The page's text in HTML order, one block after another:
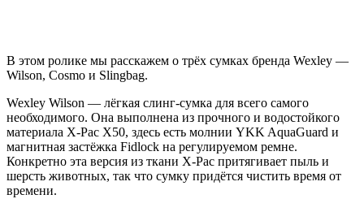
В этом ролике мы расскажем о трёх сумках бренда Wexley —
Wilson, Cosmo и Slingbag.
Wexley Wilson — лёгкая слинг-сумка для всего самого
необходимого. Она выполнена из прочного и водостойкого
материала X-Pac X50, здесь есть молнии YKK AquaGuard и
магнитная застёжка Fidlock на регулируемом ремне.
Конкретно эта версия из ткани X-Pac притягивает пыль и
шерсть животных, так что сумку придётся чистить время от
времени.